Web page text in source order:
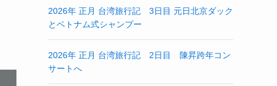
2026年 正月 台湾旅行記 3日目 元日北京ダック
とベトナム式シャンプー
2026年 正月 台湾旅行記 2日目 陳昇跨年コン
サートへ